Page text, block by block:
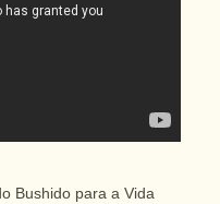
Bushido para a Vida